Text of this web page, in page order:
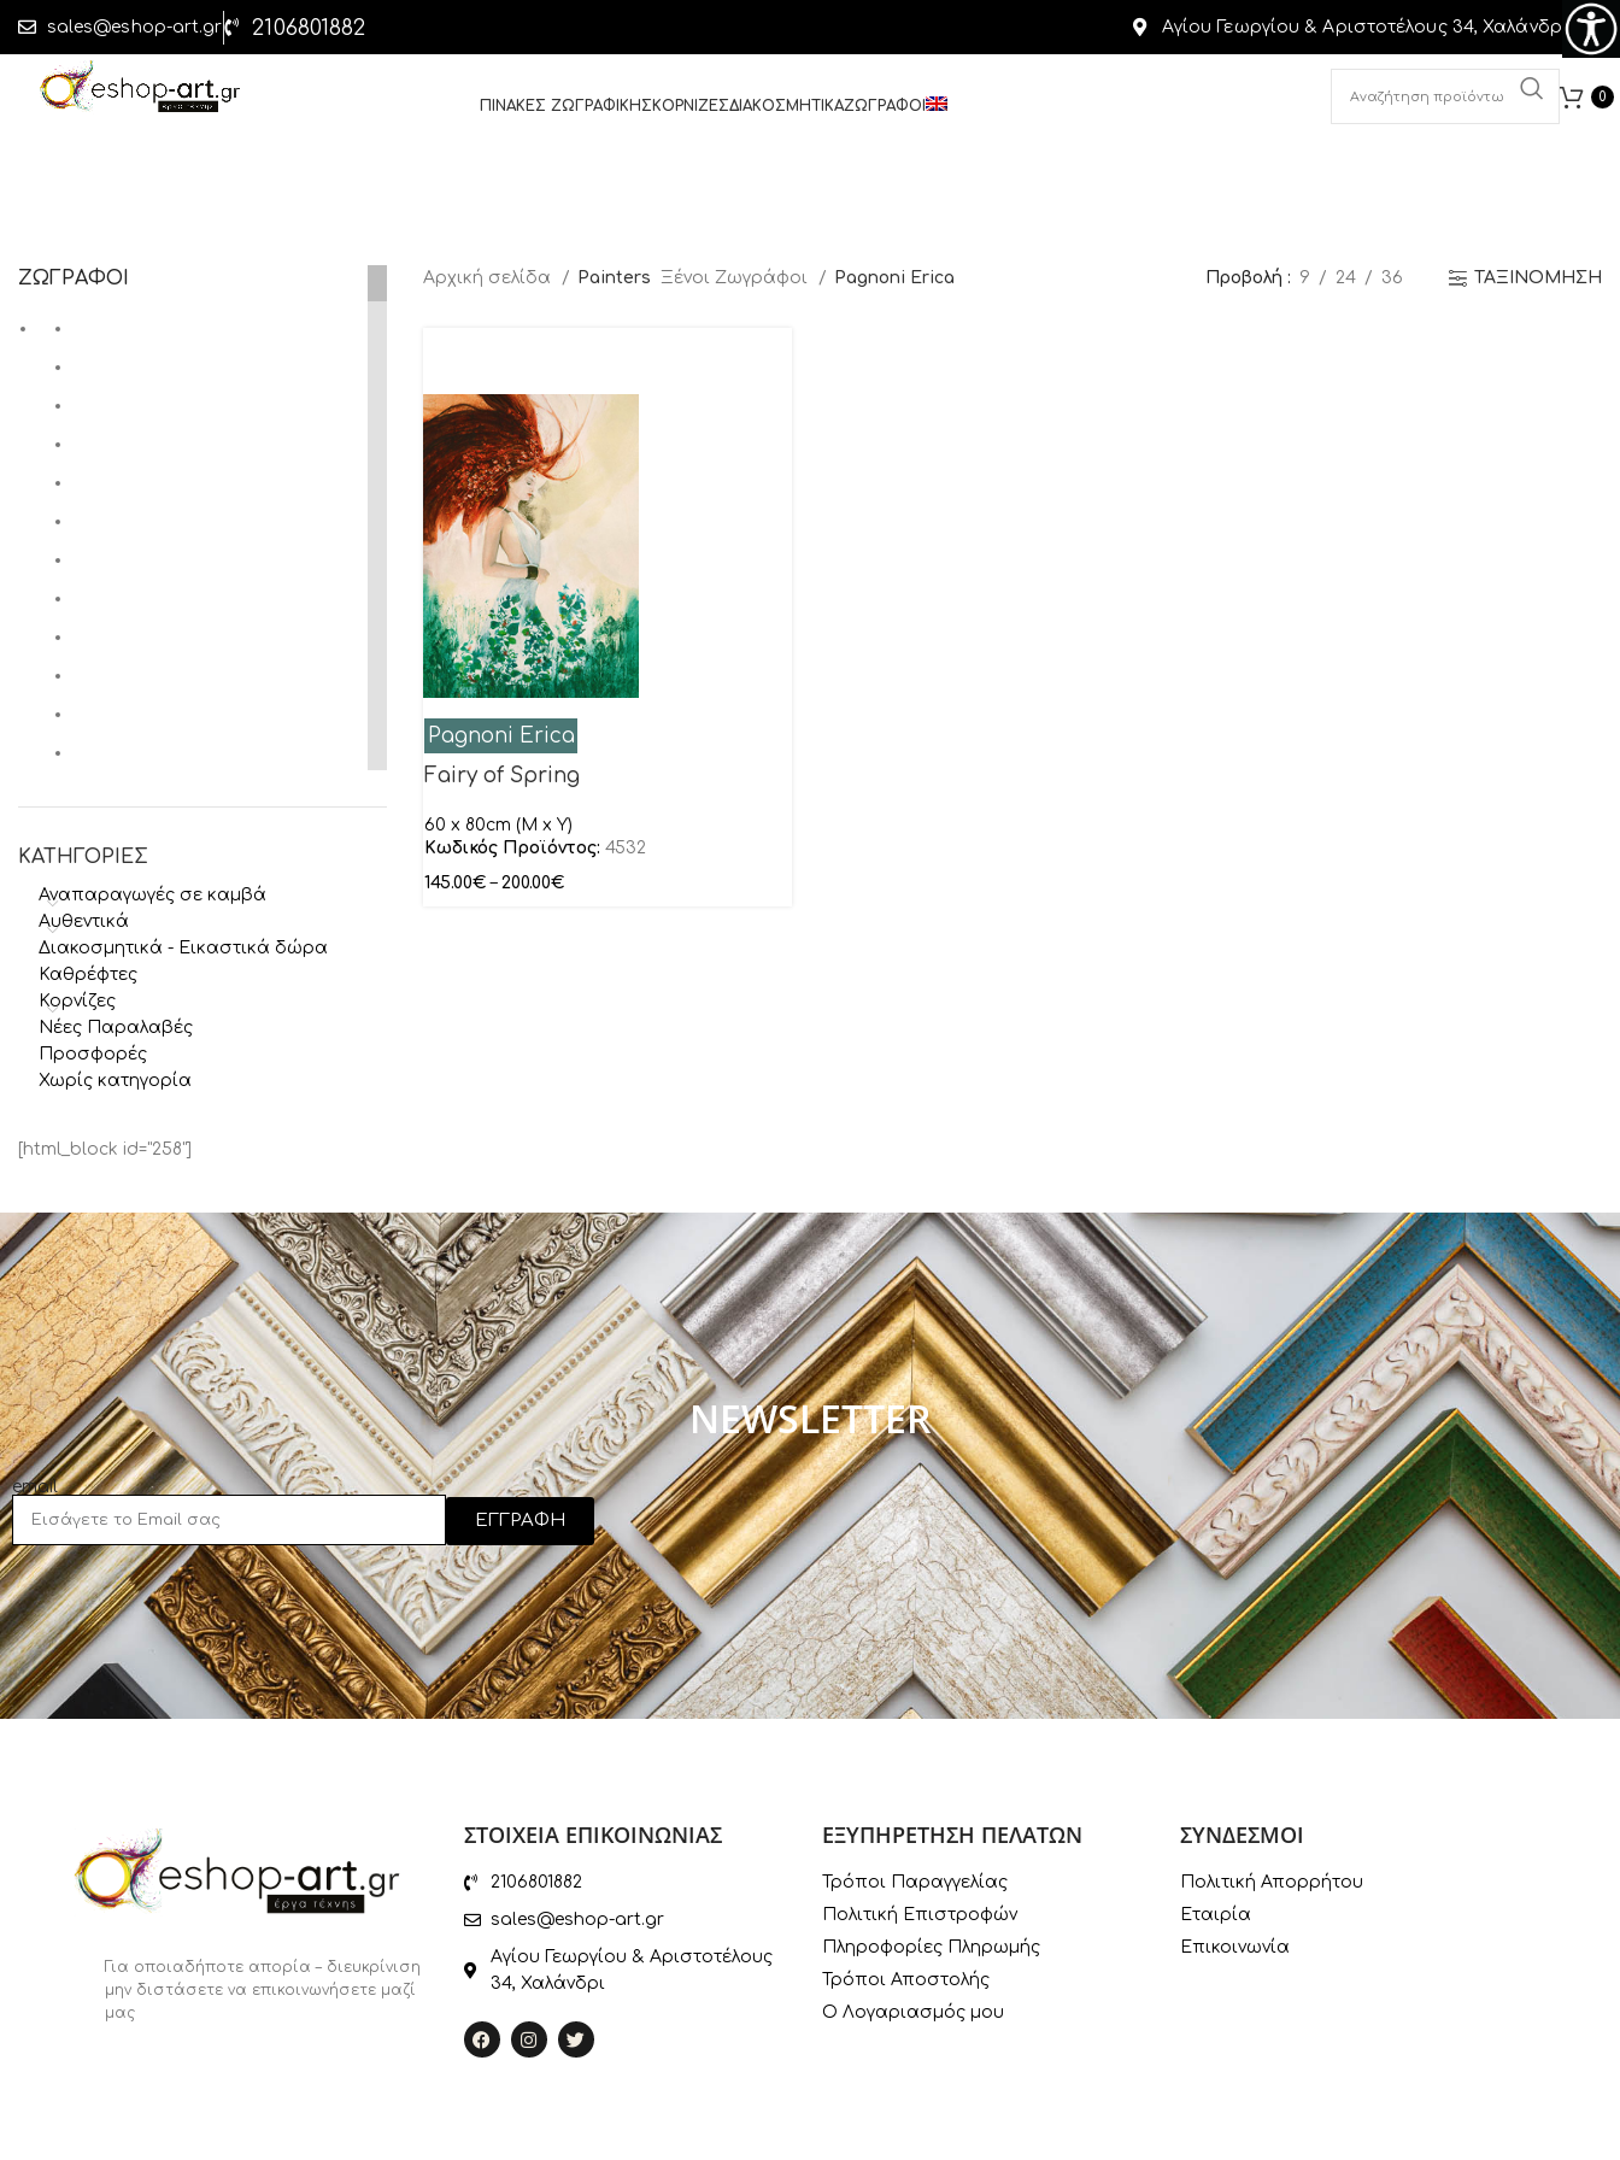
sales@eshop-art.gr 2106801882 Αγίου Γεωργίου & Αριστοτέλους 34, Χαλάνδρι
ΠΙΝΑΚΕΣ ΖΩΓΡΑΦΙΚΗΣΚΟΡΝΙΖΕΣΔΙΑΚΟΣΜΗΤΙΚΑΖΩΓΡΑΦΟΙ
0
ΖΩΓΡΑΦΟΙ
ΚΑΤΗΓΟΡΙΕΣ
Αναπαραγωγές σε καμβά
Αυθεντικά
Διακοσμητικά - Εικαστικά δώρα
Καθρέφτες
Κορνίζες
Νέες Παραλαβές
Προσφορές
Χωρίς κατηγορία
Αρχική σελίδα Painters Ξένοι Ζωγράφοι Pagnoni Erica Προβολή 9 24 36 ΤΑΞΙΝΟΜΗΣΗ
Pagnoni Erica
Fairy of Spring
60 x 80cm (M x Y)
Κωδικός Προϊόντος: 4532
145.00€ – 200.00€
[html_block id="258"]
NEWSLETTER
email
ΕΓΓΡΑΦΗ
Για οποιαδήποτε απορία – διευκρίνιση
μην διστάσετε να επικοινωνήσετε μαζί
μας
ΣΤΟΙΧΕΙΑ ΕΠΙΚΟΙΝΩΝΙΑΣ
2106801882
sales@eshop-art.gr
Αγίου Γεωργίου & Αριστοτέλους
34, Χαλάνδρι
ΕΞΥΠΗΡΕΤΗΣΗ ΠΕΛΑΤΩΝ
Τρόποι Παραγγελίας
Πολιτική Επιστροφών
Πληροφορίες Πληρωμής
Τρόποι Αποστολής
Ο Λογαριασμός μου
ΣΥΝΔΕΣΜΟΙ
Πολιτική Απορρήτου
Εταιρία
Επικοινωνία